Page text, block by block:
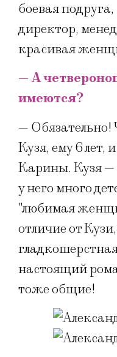
боевая
директор,
красивая
— А
имеются?
— Обязательно!
Кузя, ему 6 лет,
Карины. Кузя
у него много
"любимая
отличие от
настоящий
тоже общие!